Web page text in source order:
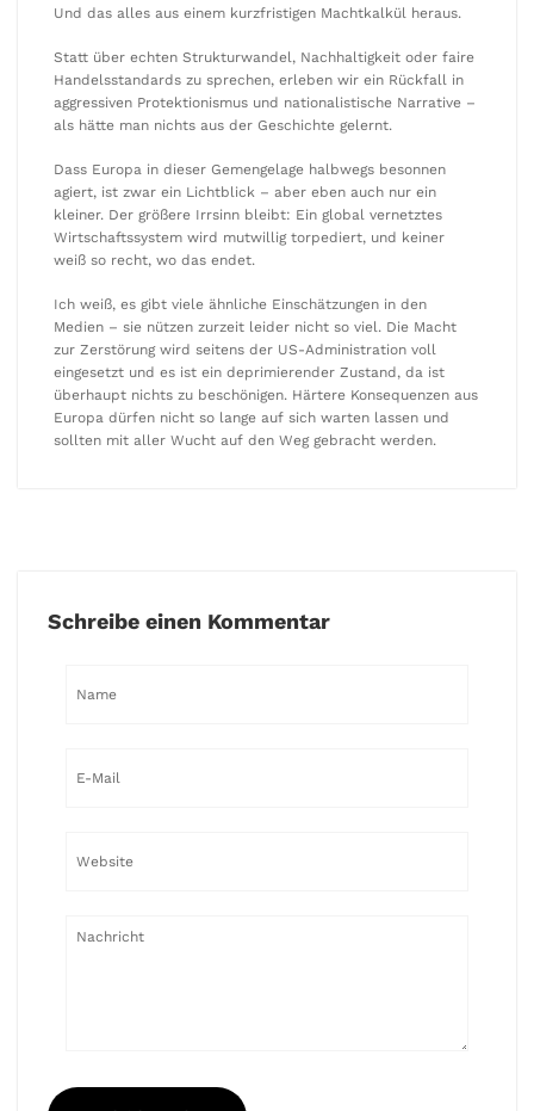
Und das alles aus einem kurzfristigen Machtkalkül heraus.
Statt über echten Strukturwandel, Nachhaltigkeit oder faire
Handelsstandards zu sprechen, erleben wir ein Rückfall in
aggressiven Protektionismus und nationalistische Narrative –
als hätte man nichts aus der Geschichte gelernt.
Dass Europa in dieser Gemengelage halbwegs besonnen
agiert, ist zwar ein Lichtblick – aber eben auch nur ein
kleiner. Der größere Irrsinn bleibt: Ein global vernetztes
Wirtschaftssystem wird mutwillig torpediert, und keiner
weiß so recht, wo das endet.
Ich weiß, es gibt viele ähnliche Einschätzungen in den
Medien – sie nützen zurzeit leider nicht so viel. Die Macht
zur Zerstörung wird seitens der US-Administration voll
eingesetzt und es ist ein deprimierender Zustand, da ist
überhaupt nichts zu beschönigen. Härtere Konsequenzen aus
Europa dürfen nicht so lange auf sich warten lassen und
sollten mit aller Wucht auf den Weg gebracht werden.
Schreibe einen Kommentar